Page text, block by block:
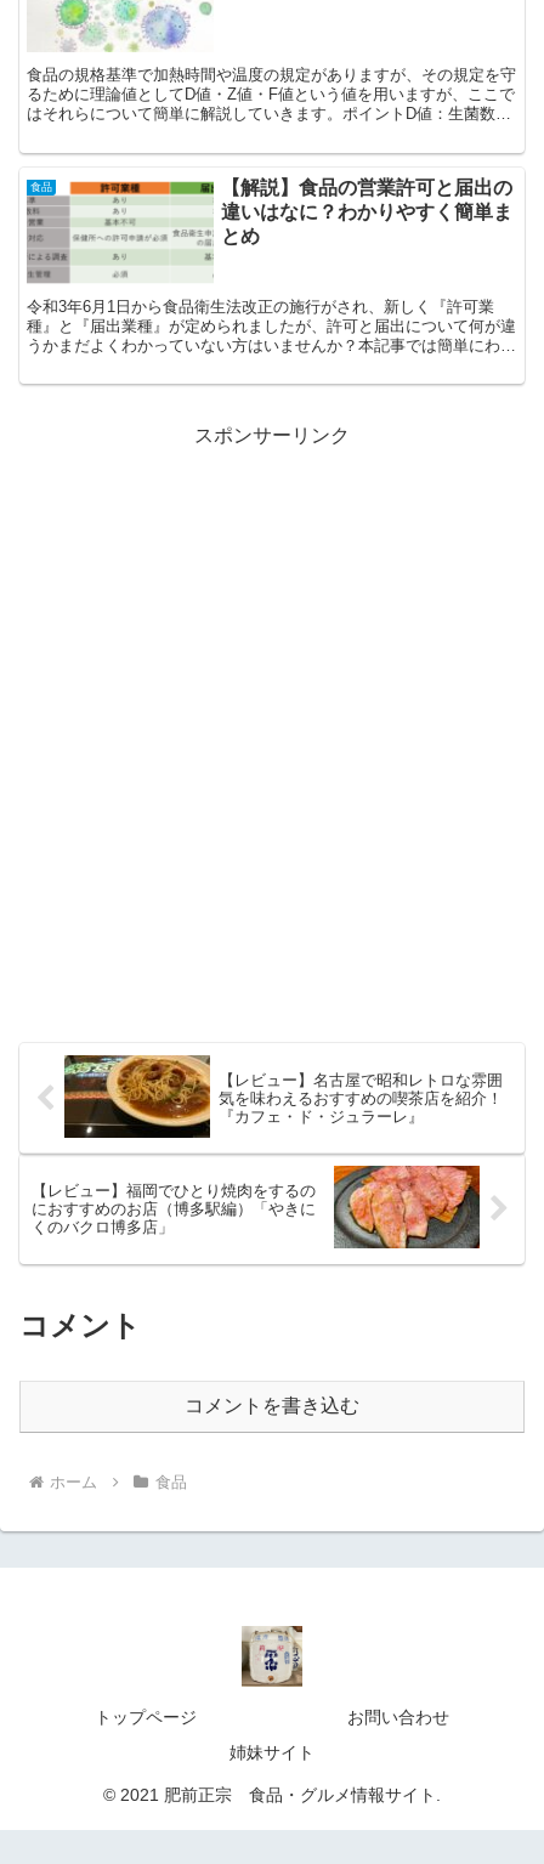
食品の規格基準で加熱時間や温度の規定がありますが、その規定を守
るために理論値としてD値・Z値・F値という値を用いますが、ここで
はそれらについて簡単に解説していきます。ポイントD値：生菌数を
食品
【解説】食品の営業許可と届出の
違いはなに？わかりやすく簡単ま
とめ
令和3年6月1日から食品衛生法改正の施行がされ、新しく『許可業
種』と『届出業種』が定められましたが、許可と届出について何が違
うかまだよくわかっていない方はいませんか？本記事では簡単にわか
に関する事業をされる方は参考にしてください。
スポンサーリンク
【レビュー】名古屋で昭和レトロな雰囲
気を味わえるおすすめの喫茶店を紹介！
『カフェ・ド・ジュラーレ』
【レビュー】福岡でひとり焼肉をするの
におすすめのお店（博多駅編）「やきに
くのバクロ博多店」
コメント
コメントを書き込む
ホーム 食品
トップページ
お問い合わせ
姉妹サイト
© 2021 肥前正宗 食品・グルメ情報サイト.